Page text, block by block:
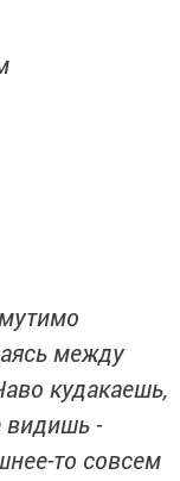
между
кудакаешь,
видишь -
то совсем